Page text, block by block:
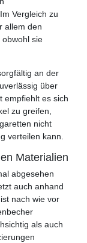
Vergleich zu
allem den
obwohl sie
an der
über
empfiehlt es sich
zu greifen,
nicht
verteilen kann.
Materialien
abgesehen
auch anhand
nach wie vor
als auch